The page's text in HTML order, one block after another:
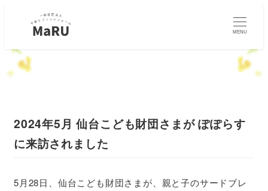
MENU
2024年5月 仙台こども財団さまが ぽぽらす
に来訪されました
5月28日、仙台こども財団さまが、親と子のサードブレ